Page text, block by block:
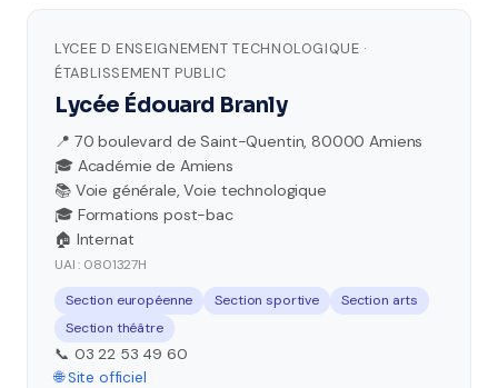
LYCEE D ENSEIGNEMENT TECHNOLOGIQUE ·
ÉTABLISSEMENT PUBLIC
Lycée Édouard Branly
📍 70 boulevard de Saint-Quentin, 80000 Amiens
🎓 Académie de Amiens
📚 Voie générale, Voie technologique
🎓 Formations post-bac
🏠 Internat
UAI : 0801327H
Section européenne
Section sportive
Section arts
Section théâtre
📞 03 22 53 49 60
🌐 Site officiel